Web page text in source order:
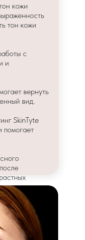
кожи
тон кожи
с
и
вернуть
вид.
SkinTyte
помогает